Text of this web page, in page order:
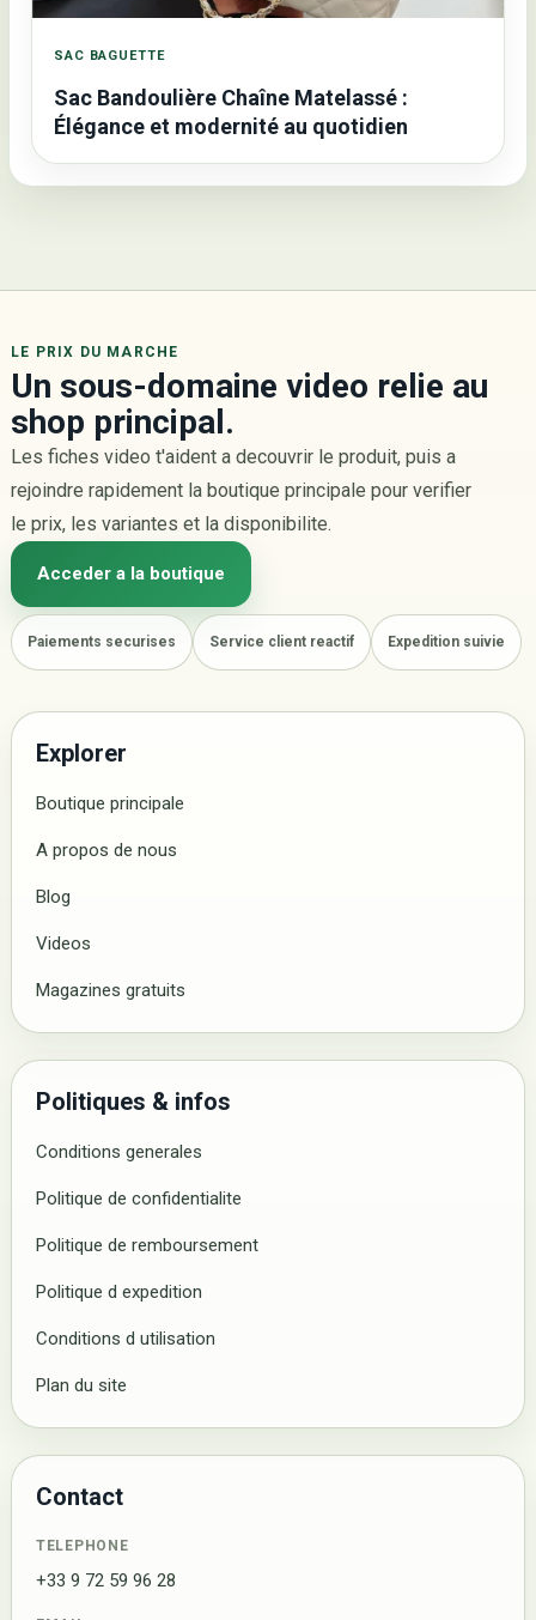
SAC BAGUETTE
Sac Bandoulière Chaîne Matelassé :
Élégance et modernité au quotidien
LE PRIX DU MARCHE
Un sous-domaine video relie au
shop principal.
Les fiches video t'aident a decouvrir le produit, puis a
rejoindre rapidement la boutique principale pour verifier
le prix, les variantes et la disponibilite.
Acceder a la boutique
Paiements securises Service client reactif Expedition suivie
Explorer
Boutique principale
A propos de nous
Blog
Videos
Magazines gratuits
Politiques & infos
Conditions generales
Politique de confidentialite
Politique de remboursement
Politique d expedition
Conditions d utilisation
Plan du site
Contact
TELEPHONE
+33 9 72 59 96 28